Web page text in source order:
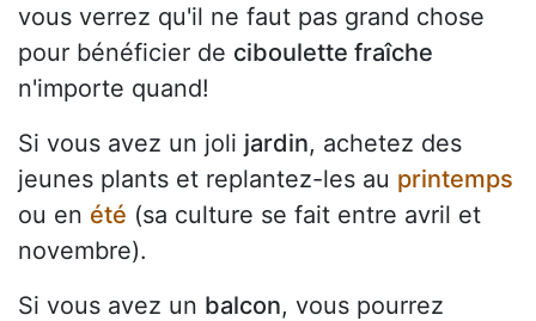
vous verrez qu'il ne faut pas grand chose
pour bénéficier de ciboulette fraîche
n'importe quand!
Si vous avez un joli jardin, achetez des
jeunes plants et replantez-les au printemps
ou en été (sa culture se fait entre avril et
novembre).
Si vous avez un balcon, vous pourrez